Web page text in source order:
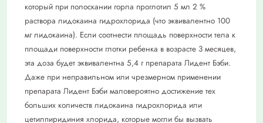
который при полоскании горла проглотил 5 мл 2 %
раствора лидокаина гидрохлорида (что эквивалентно 100
мг лидокаина). Если соотнести площадь поверхности тела к
площади поверхности глотки ребенка в возрасте 3 месяцев,
эта доза будет эквивалентна 5,4 г препарата Лидент Бэби.
Даже при неправильном или чрезмерном применении
препарата Лидент Бэби маловероятно достижение тех
больших количеств лидокаина гидрохлорида или
цетилпиридиния хлорида, которые могли бы вызвать